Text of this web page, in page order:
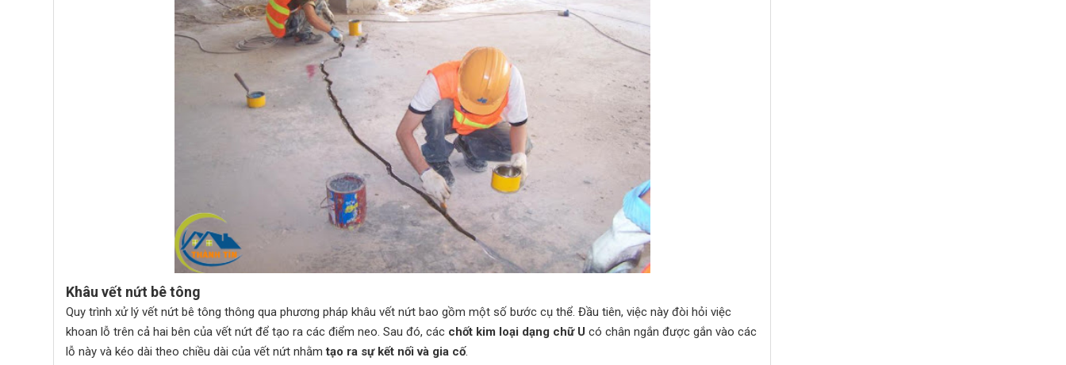
Khâu vết nứt bê tông
Quy trình xử lý vết nứt bê tông thông qua phương pháp khâu vết nứt bao gồm một số bước cụ thể. Đầu tiên, việc này đòi hỏi việc
khoan lỗ trên cả hai bên của vết nứt để tạo ra các điểm neo. Sau đó, các chốt kim loại dạng chữ U có chân ngắn được gắn vào các
lỗ này và kéo dài theo chiều dài của vết nứt nhằmtạo ra sự kết nối và gia cố.